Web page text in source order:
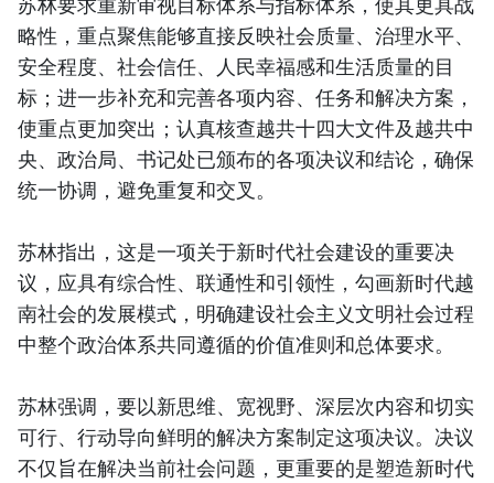
略性，重点聚焦能够直接反映社会质量、治理水平、
安全程度、社会信任、人民幸福感和生活质量的目
标；进一步补充和完善各项内容、任务和解决方案，
使重点更加突出；认真核查越共十四大文件及越共中
央、政治局、书记处已颁布的各项决议和结论，确保
统一协调，避免重复和交叉。
苏林指出，这是一项关于新时代社会建设的重要决
议，应具有综合性、联通性和引领性，勾画新时代越
南社会的发展模式，明确建设社会主义文明社会过程
中整个政治体系共同遵循的价值准则和总体要求。
苏林强调，要以新思维、宽视野、深层次内容和切实
可行、行动导向鲜明的解决方案制定这项决议。决议
不仅旨在解决当前社会问题，更重要的是塑造新时代